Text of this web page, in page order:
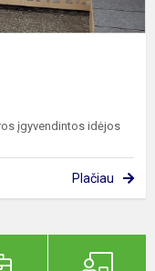
įgyvendintos idėjos
Plačiau